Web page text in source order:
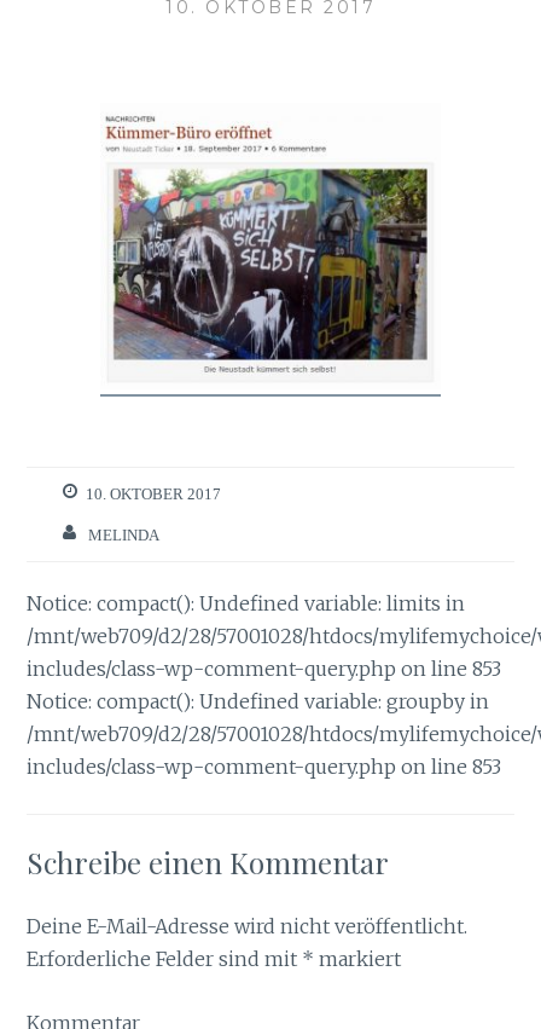
10. OKTOBER 2017
10. OKTOBER 2017
MELINDA
Notice: compact(): Undefined variable: limits in
/mnt/web709/d2/28/57001028/htdocs/
includes/class-wp-comment-query.php on line 853
Notice: compact(): Undefined variable: groupby in
/mnt/web709/d2/28/57001028/htdocs/
includes/class-wp-comment-query.php on line 853
Schreibe einen Kommentar
Deine E-Mail-Adresse wird nicht veröffentlicht.
Erforderliche Felder sind mit * markiert
Kommentar